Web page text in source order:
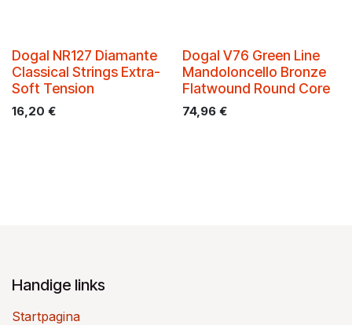
Dogal NR127 Diamante
Classical Strings Extra-
Soft Tension
16,20 €
Dogal V76 Green Line
Mandoloncello Bronze
Flatwound Round Core
74,96€
Handige links
Startpagina